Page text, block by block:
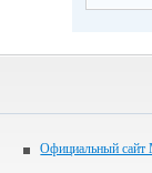
Официальный сайт